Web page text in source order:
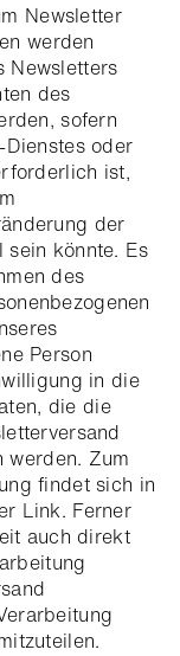
Newsletter
werden
Newsletters
des
sofern
oder
ist,
der
könnte. Es
des
Person
in die
die die
Zum
findet sich in
Link. Ferner
auch direkt